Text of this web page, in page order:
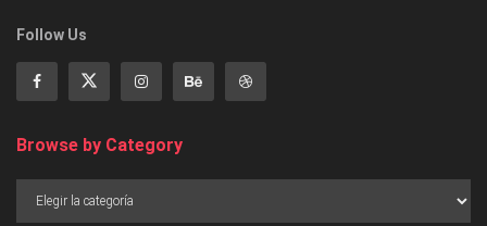
Follow Us
Browse by Category